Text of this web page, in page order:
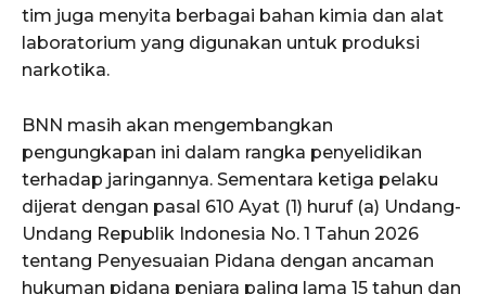
tim juga menyita berbagai bahan kimia dan alat
laboratorium yang digunakan untuk produksi
narkotika.
BNN masih akan mengembangkan
pengungkapan ini dalam rangka penyelidikan
terhadap jaringannya. Sementara ketiga pelaku
dijerat dengan pasal 610 Ayat (1) huruf (a) Undang-
Undang Republik Indonesia No. 1 Tahun 2026
tentang Penyesuaian Pidana dengan ancaman
hukuman pidana penjara paling lama 15 tahun dan